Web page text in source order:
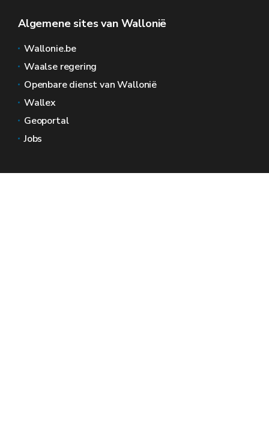
Algemene sites van Wallonië
Wallonie.be
Waalse regering
Openbare dienst van Wallonië
Wallex
Geoportal
Jobs